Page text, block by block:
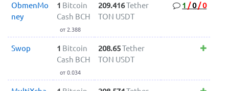
ObmenMo
ney
1 Bitcoin
Cash BCH
от 2.388
209.416Tether
TON USDT
1/0/0
Swop 1 Bitcoin
Cash BCH
от 0.034
208.65Tether
TON USDT